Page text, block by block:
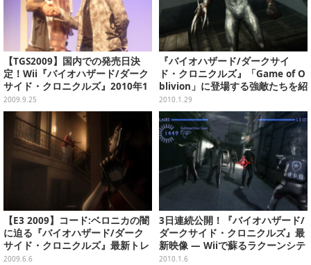
【TGS2009】国内での発売日決
定！Wii『バイオハザード/ダーク
サイド・クロニクルズ』2010年1
月14日発売！
2009.9.25
『バイオハザード/ダークサイ
ド・クロニクルズ』「Game of O
blivion」に登場する強敵たちを紹
介
2010.1.29
【E3 2009】コード:ベロニカの闇
に迫る『バイオハザード/ダーク
サイド・クロニクルズ』最新トレ
イラーを掲載
2009.6.6
3日連続公開！『バイオハザード/
ダークサイド・クロニクルズ』最
新映像 ― Wiiで蘇るラクーンシテ
ィの恐怖
2010.1.6